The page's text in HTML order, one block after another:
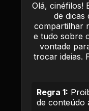
Olá, cinéfilos!
de dicas
compartilhar
e tudo sobre
vontade
trocar ideias.
Regra 1:
de conteúdo